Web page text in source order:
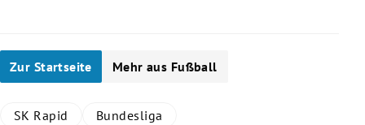
Zur Startseite Mehr aus Fußball
SK Rapid Bundesliga